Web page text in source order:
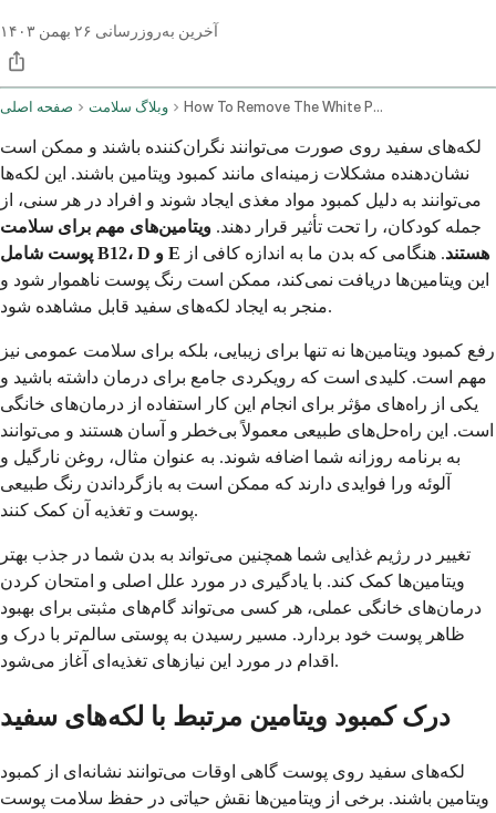
آخرین به‌روزرسانی ۲۶ بهمن ۱۴۰۳
صفحه اصلی وبلاگ سلامت How To Remove The White Patches On The Skin By Home Remedies Caused By Vitamin Deficiency
لکه‌های سفید روی صورت می‌توانند نگران‌کننده باشند و ممکن است
نشان‌دهنده مشکلات زمینه‌ای مانند کمبود ویتامین باشند. این لکه‌ها
می‌توانند به دلیل کمبود مواد مغذی ایجاد شوند و افراد در هر سنی، از
جمله کودکان، را تحت تأثیر قرار دهند. ویتامین‌های مهم برای سلامت
پوست شامل B12، D و E هستند. هنگامی که بدن ما به اندازه کافی از
این ویتامین‌ها دریافت نمی‌کند، ممکن است رنگ پوست ناهموار شود و
منجر به ایجاد لکه‌های سفید قابل مشاهده شود.
رفع کمبود ویتامین‌ها نه تنها برای زیبایی، بلکه برای سلامت عمومی نیز
مهم است. کلیدی است که رویکردی جامع برای درمان داشته باشید و
یکی از راه‌های مؤثر برای انجام این کار استفاده از درمان‌های خانگی
است. این راه‌حل‌های طبیعی معمولاً بی‌خطر و آسان هستند و می‌توانند
به برنامه روزانه شما اضافه شوند. به عنوان مثال، روغن نارگیل و
آلوئه ورا فوایدی دارند که ممکن است به بازگرداندن رنگ طبیعی
پوست و تغذیه آن کمک کنند.
تغییر در رژیم غذایی شما همچنین می‌تواند به بدن شما در جذب بهتر
ویتامین‌ها کمک کند. با یادگیری در مورد علل اصلی و امتحان کردن
درمان‌های خانگی عملی، هر کسی می‌تواند گام‌های مثبتی برای بهبود
ظاهر پوست خود بردارد. مسیر رسیدن به پوستی سالم‌تر با درک و
اقدام در مورد این نیازهای تغذیه‌ای آغاز می‌شود.
درک کمبود ویتامین مرتبط با لکه‌های سفید
لکه‌های سفید روی پوست گاهی اوقات می‌توانند نشانه‌ای از کمبود
ویتامین باشند. برخی از ویتامین‌ها نقش حیاتی در حفظ سلامت پوست